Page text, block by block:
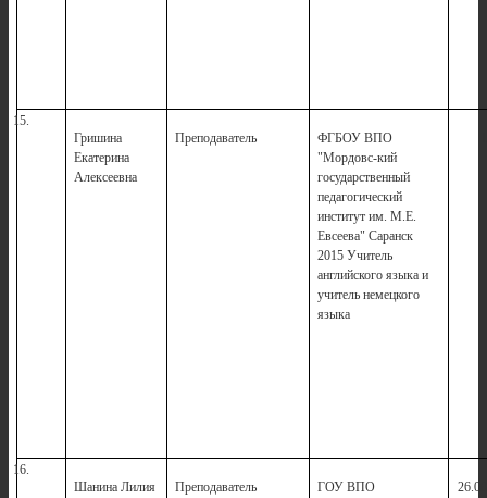
15.
Гришина
Екатерина
Алексеевна
Преподаватель
ФГБОУ ВПО
"Мордовс-кий
государственный
педагогический
институт им. М.Е.
Евсеева" Саранск
2015 Учитель
английского языка и
учитель немецкого
языка
16.
Шанина Лилия
Преподаватель
ГОУ ВПО